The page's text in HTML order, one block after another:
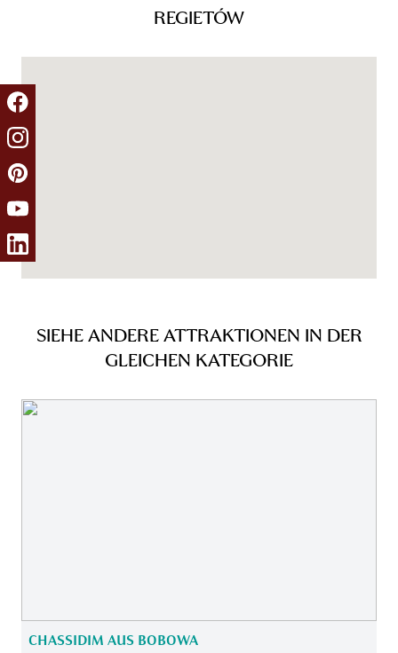
REGIETÓW
SIEHE ANDERE ATTRAKTIONEN IN DER
GLEICHEN KATEGORIE
CHASSIDIM AUS BOBOWA